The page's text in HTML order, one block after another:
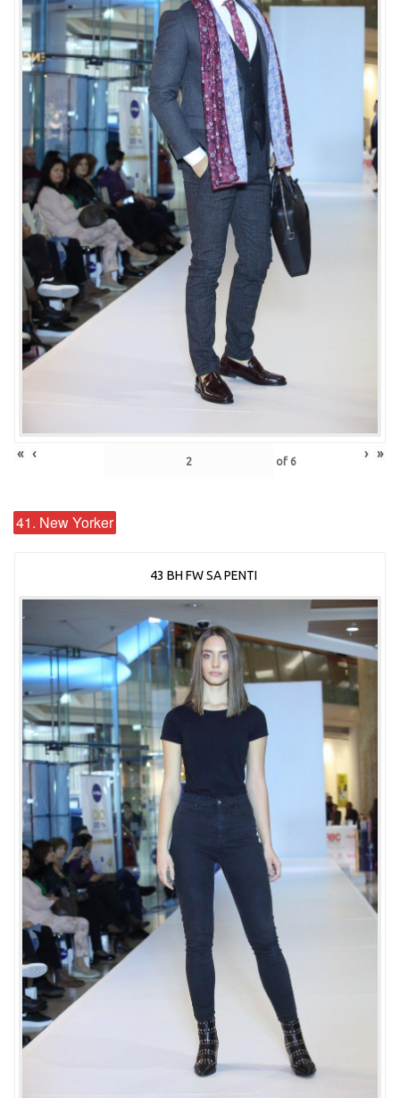
« ‹ of 6 › »
41. New Yorker
43 BH FW SA PENTI